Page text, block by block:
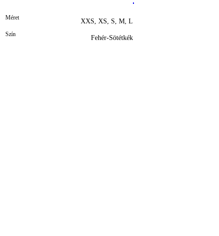
Méret XXS, XS, S, M, L
Szín Fehér-Sötétkék